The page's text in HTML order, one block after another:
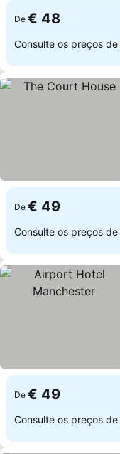
De € 48
Consulte os preços de
De € 49
Consulte os preços de
De € 49
Consulte os preços de